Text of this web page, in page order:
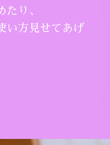
たり、
い方見せてあげ